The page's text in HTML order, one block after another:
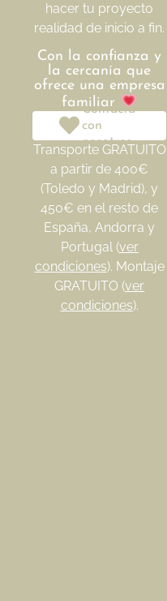
hacer tu proyecto
realidad de inicio a fin.
Con la confianza y
la cercanía que
ofrece una empresa
familiar
Contacta
con
nosotros
Transporte GRATUITO
a partir de 400€
(Toledo y Madrid), y
450€ en el resto de
España, Andorra y
Portugal (ver
condiciones). Montaje
GRATUITO (ver
condiciones).